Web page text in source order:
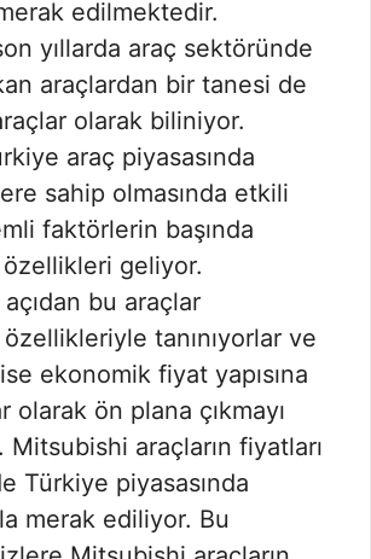
edilmektedir.
yıllarda araç sektöründe
araçlardan bir tanesi de
olarak biliniyor.
araç piyasasında
sahip olmasında etkili
faktörlerin başında
özellikleri geliyor.
açıdan bu araçlar
tanınıyorlar ve
ekonomik fiyat yapısına
olarak ön plana çıkmayı
Mitsubishi araçların fiyatları
Türkiye piyasasında
merak ediliyor. Bu